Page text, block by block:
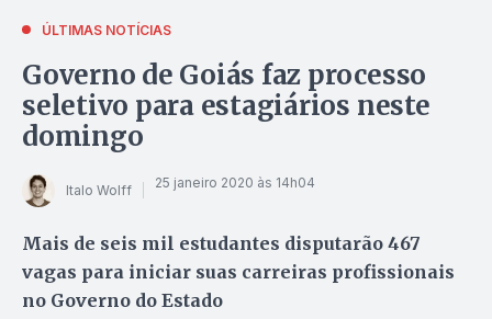
ÚLTIMAS NOTÍCIAS
Governo de Goiás faz processo
seletivo para estagiários neste
domingo
Italo Wolff 25 janeiro 2020 às 14h04
Mais de seis mil estudantes disputarão 467
vagas para iniciar suas carreiras profissionais
no Governo do Estado